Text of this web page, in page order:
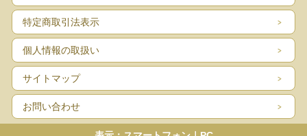
特定商取引法表示
個人情報の取扱い
サイトマップ
お問い合わせ